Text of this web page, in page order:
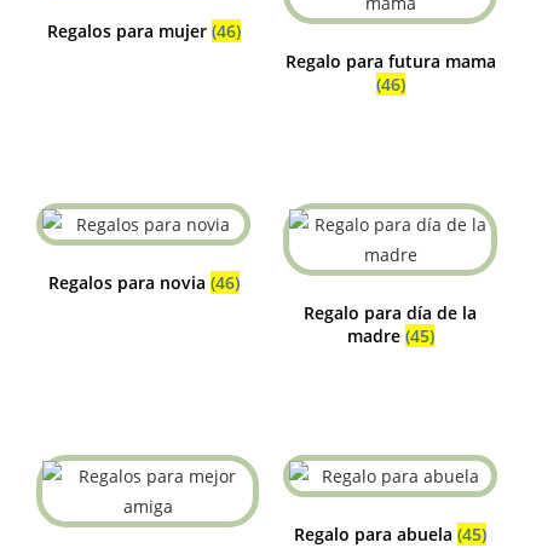
Regalos para mujer (46)
Regalo para futura mama
(46)
Regalos para novia (46)
Regalo para día de la
madre (45)
Regalo para abuela (45)